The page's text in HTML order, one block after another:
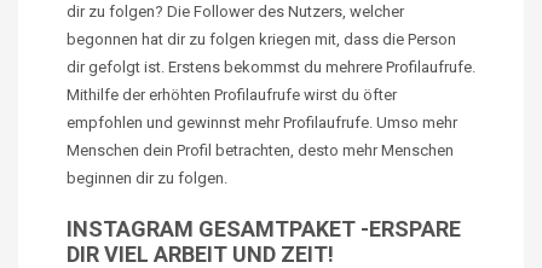
dir zu folgen? Die Follower des Nutzers, welcher
begonnen hat dir zu folgen kriegen mit, dass die Person
dir gefolgt ist. Erstens bekommst du mehrere Profilaufrufe.
Mithilfe der erhöhten Profilaufrufe wirst du öfter
empfohlen und gewinnst mehr Profilaufrufe. Umso mehr
Menschen dein Profil betrachten, desto mehr Menschen
beginnen dir zu folgen.
INSTAGRAM GESAMTPAKET -ERSPARE
DIR VIEL ARBEIT UND ZEIT!